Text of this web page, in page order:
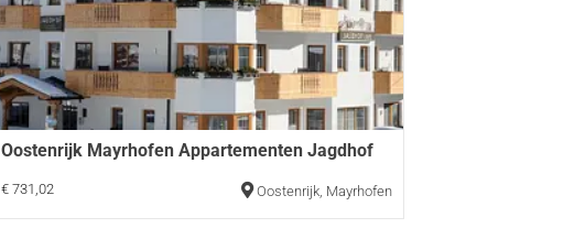
Oostenrijk Mayrhofen Appartementen Jagdhof
€ 731,02 Oostenrijk, Mayrhofen